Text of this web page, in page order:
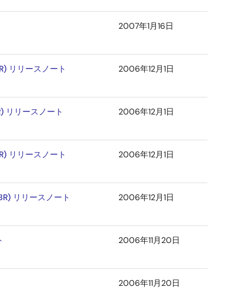
2007年1月16日
リリースノート
2006年12月1日
リリースノート
2006年12月1日
リリースノート
2006年12月1日
リリースノート
2006年12月1日
2006年11月20日
2006年11月20日